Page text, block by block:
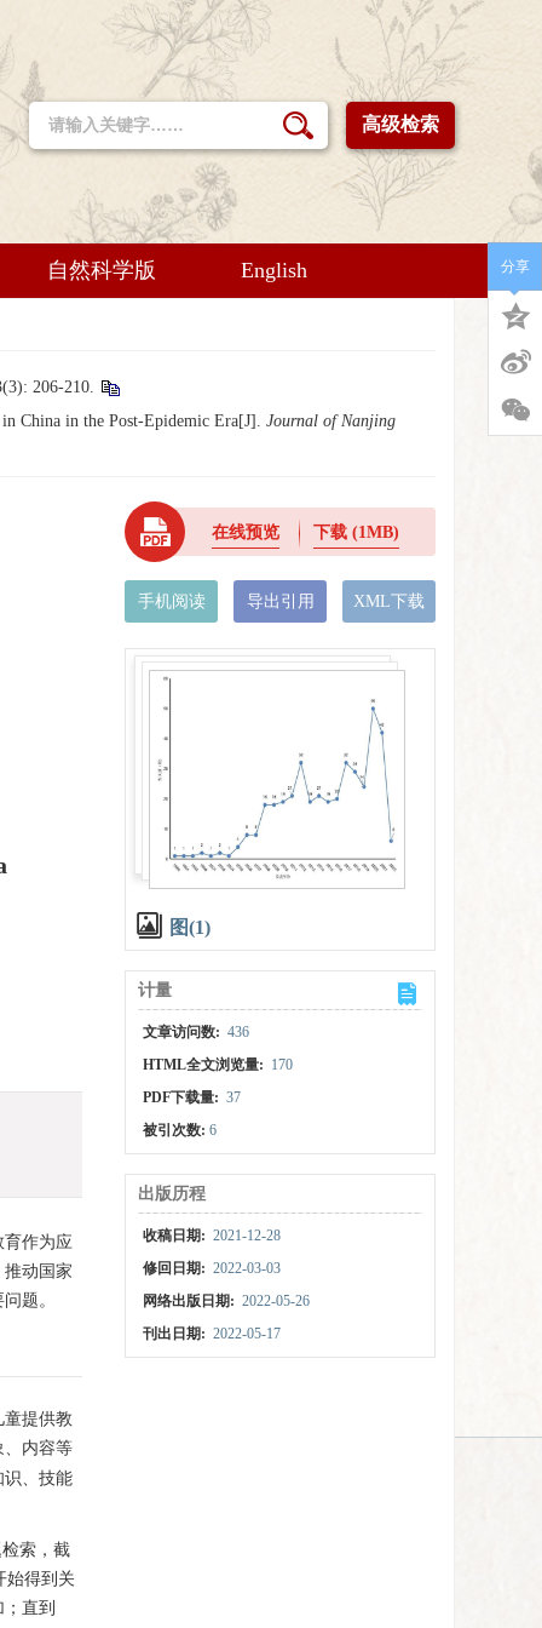
高级检索
自然科学版 English
206-210.
China in the Post-Epidemic Era[J]. Journal of Nanjing
育作为应
动国家
题。
提供教
、内容等
识、技能
索，截
始得到关
直到
在线预览 下载(1MB)
手机阅读 导出引用 XML下载
图(1)
计量
文章访问数: 436
HTML全文浏览量: 170
PDF下载量: 37
被引次数:6
出版历程
收稿日期: 2021-12-28
修回日期: 2022-03-03
网络出版日期: 2022-05-26
刊出日期: 2022-05-17
分享